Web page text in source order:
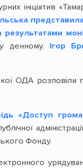
ініціатив
денному. Ігор
ОДА
«Доступ
Фонду.